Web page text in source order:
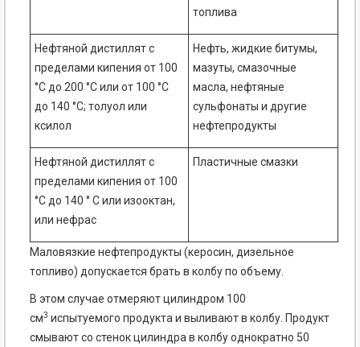
топлива
Нефтяной дистиллят с
пределами кипения от 100
°С до 200 °С или от 100 °С
до 140 °С; толуол или
ксилол
Нефть, жидкие битумы,
мазуты, смазочные
масла, нефтяные
сульфонаты и другие
нефтепродукты
Нефтяной дистиллят с
пределами кипения от 100
°С до 140 ° С или изооктан,
или нефрас
Пластичные смазки
Маловязкие нефтепродукты (керосин, дизельное
топливо) допускается брать в колбу по объему.
В этом случае отмеряют цилиндром 100
см3 испытуемого продукта и выливают в колбу. Продукт
смывают со стенок цилиндра в колбу однократно 50